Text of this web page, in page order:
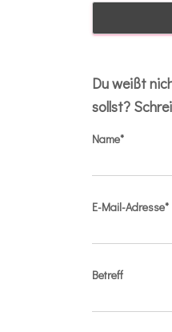
Du weißt
sollst?
Name*
E-Mail-Adresse*
Betreff